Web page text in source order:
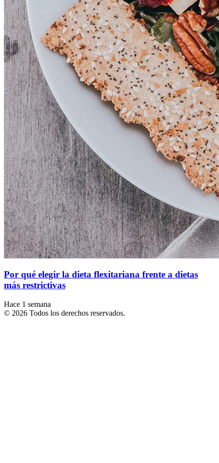
Por qué elegir la dieta flexitariana frente a dietas
más restrictivas
Hace 1 semana
© 2026 Todos los derechos reservados.